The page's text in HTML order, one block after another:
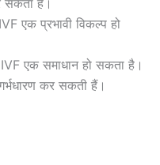
सकता है।
एक प्रभावी विकल्प हो
IVF एक समाधान हो सकता है।
कर सकती हैं।